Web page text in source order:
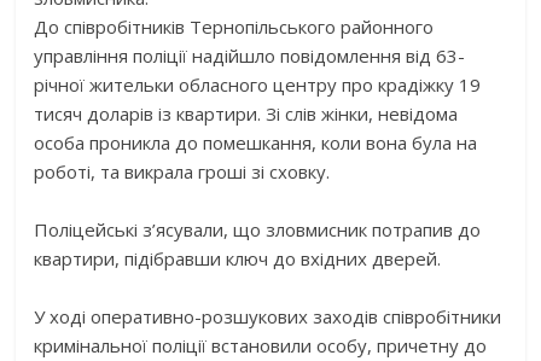
До співробітників Тернопільського районного
управління поліції надійшло повідомлення від 63-
річної жительки обласного центру про крадіжку 19
тисяч доларів із квартири. Зі слів жінки, невідома
особа проникла до помешкання, коли вона була на
роботі, та викрала гроші зі сховку.
Поліцейські з’ясували, що зловмисник потрапив до
квартири, підібравши ключ до вхідних дверей.
У ході оперативно-розшукових заходів співробітники
кримінальної поліції встановили особу, причетну до